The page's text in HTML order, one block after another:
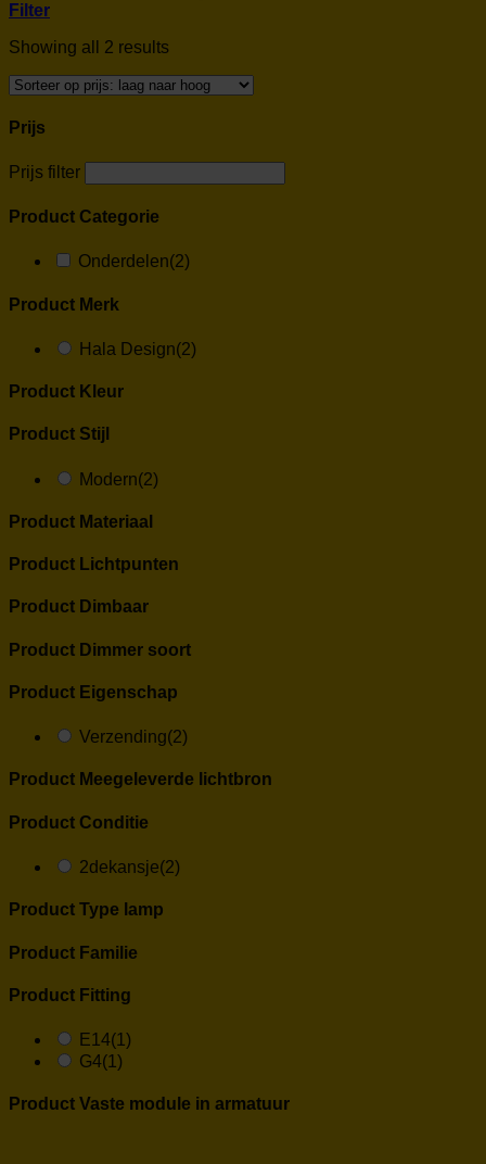
Filter
Showing all 2 results
Prijs
Prijs filter
Product Categorie
Onderdelen(2)
Product Merk
Hala Design(2)
Product Kleur
Product Stijl
Modern(2)
Product Materiaal
Product Lichtpunten
Product Dimbaar
Product Dimmer soort
Product Eigenschap
Verzending(2)
Product Meegeleverde lichtbron
Product Conditie
2dekansje(2)
Product Type lamp
Product Familie
Product Fitting
E14(1)
G4(1)
Product Vaste module in armatuur